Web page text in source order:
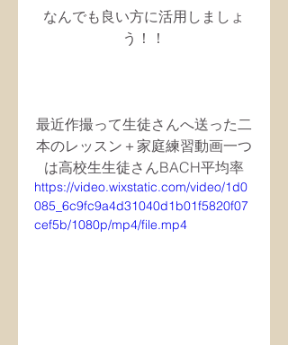
なんでも良い方に活用しましょ
う！！
最近作撮って生徒さんへ送った二
本のレッスン＋家庭練習動画一つ
は高校生生徒さんBACH平均率
https://video.wixstatic.com/video/1d0
085_6c9fc9a4d31040d1b01f5820f07
cef5b/1080p/mp4/file.mp4